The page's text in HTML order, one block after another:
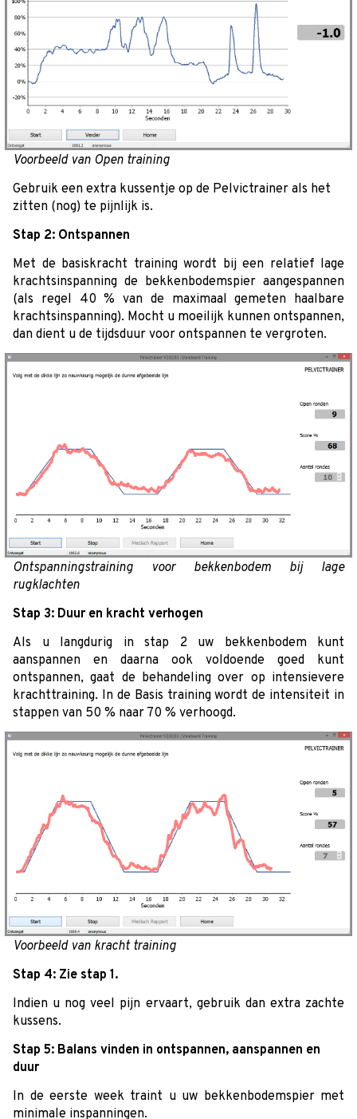
Voorbeeld van Open training
Gebruik een extra kussentje op de Pelvictrainer als het
zitten (nog) te pijnlijk is.
Stap 2: Ontspannen
Met de basiskracht training wordt bij een relatief lage
krachtsinspanning de bekkenbodemspier aangespannen
(als regel 40 % van de maximaal gemeten haalbare
krachtsinspanning). Mocht u moeilijk kunnen ontspannen,
dan dient u de tijdsduur voor ontspannen te vergroten.
Ontspanningstraining voor bekkenbodem bij lage
rugklachten
Stap 3: Duur en kracht verhogen
Als u langdurig in stap 2 uw bekkenbodem kunt
aanspannen en daarna ook voldoende goed kunt
ontspannen, gaat de behandeling over op intensievere
krachttraining. In de Basis training wordt de intensiteit in
stappen van 50 % naar 70 % verhoogd.
Voorbeeld van kracht training
Stap 4: Zie stap 1.
Indien u nog veel pijn ervaart, gebruik dan extra zachte
kussens.
Stap 5: Balans vinden in ontspannen, aanspannen en
duur
In de eerste week traint u uw bekkenbodemspier met
minimale inspanningen.